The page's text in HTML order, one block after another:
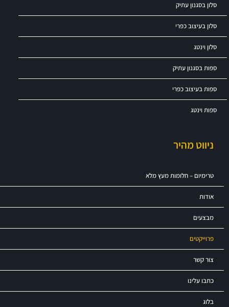
סלון בסגנון עתיק
סלון בעיצוב כפרי
סלון וינטג
ספות בסגנון עתיק
ספות בעיצוב כפרי
ספות וינטג
ניווט מהיר
טרימיום – חלומות מעץ מלא
אודות
מבצעים
פרוייקטים
צור קשר
כתבו עלינו
בלוג